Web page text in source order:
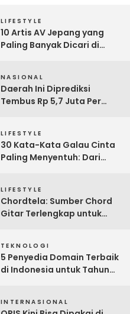
LIFESTYLE
10 Artis AV Jepang yang
Paling Banyak Dicari di
NASIONAL
Daerah Ini Diprediksi
Tembus Rp 5,7 Juta Per
Upah Minimum 2026
LIFESTYLE
30 Kata-Kata Galau Cinta
Paling Menyentuh: Dari
LIFESTYLE
Chordtela: Sumber Chord
Gitar Terlengkap untuk
TEKNOLOGI
5 Penyedia Domain Terbaik
di Indonesia untuk Tahun
INTERNASIONAL